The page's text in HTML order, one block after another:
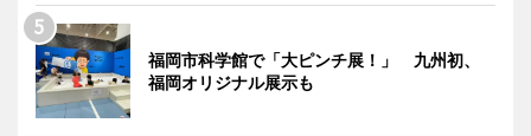
福岡市科学館で「大ピンチ展！」 九州初、
福岡オリジナル展示も